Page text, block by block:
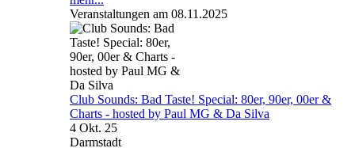
Veranstaltungen am 08.11.2025
Club Sounds: Bad Taste! Special: 80er, 90er, 00er &
Charts - hosted by Paul MG & Da Silva
4 Okt. 25
Darmstadt